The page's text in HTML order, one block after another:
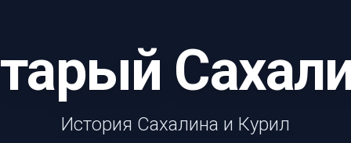
История Сахалина и Курил